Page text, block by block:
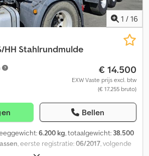
1 / 16
HH Stahlrundmulde
€ 14.500
EXW Vaste prijs excl. btw
(€ 17.255 bruto)
Bellen
6.200 kg, totaalgewicht: 38.500
, eerste registratie:06/2017 , volgende
, laadruimte lengte: